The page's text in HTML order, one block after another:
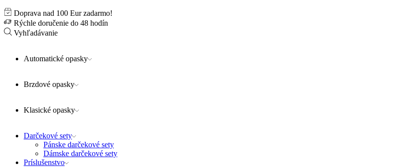
Doprava nad 100 Eur zadarmo!
Rýchle doručenie do 48 hodín
Vyhľadávanie
Automatické opasky
Brzdové opasky
Klasické opasky
Darčekové sety
Pánske darčekové sety
Dámske darčekové sety
Príslušenstvo